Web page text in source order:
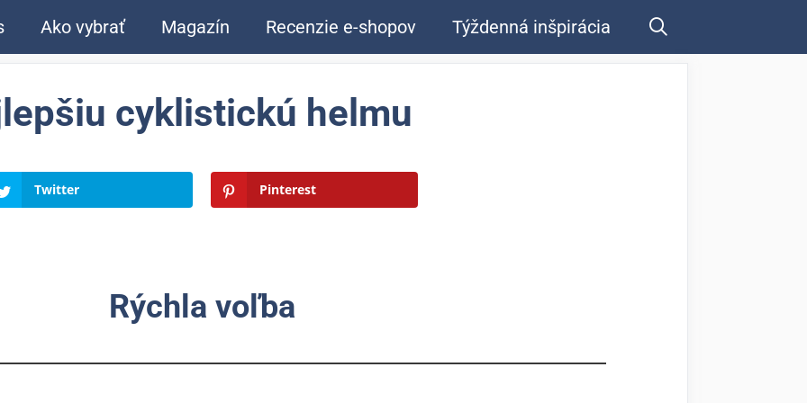
Ako vybrať Magazín Recenzie e-shopov Týždenná inšpirácia
cyklistickú helmu
Twitter Pinterest
Rýchla voľba